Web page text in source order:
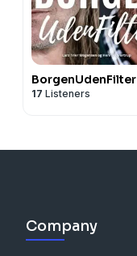
BorgenUdenFilter
17 Listeners
Company